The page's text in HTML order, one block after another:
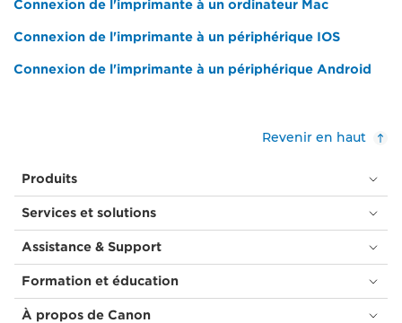
Connexion de l'imprimante à un ordinateur Mac
Connexion de l'imprimante à un périphérique IOS
Connexion de l'imprimante à un périphérique Android
Revenir en haut
Produits
Services et solutions
Assistance & Support
Formation et éducation
À propos de Canon